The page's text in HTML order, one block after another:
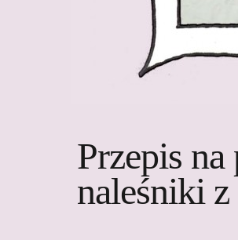
Przepis
naleśniki